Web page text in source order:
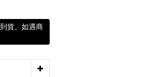
貨。如遇商